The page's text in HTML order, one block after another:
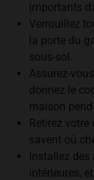
importants
Verrouillez
la porte du
sous-sol.
Assurez-
donnez le
maison
Retirez
savent où
Installez des
intérieures,